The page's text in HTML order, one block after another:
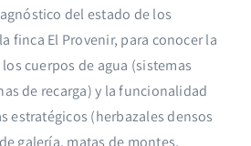
del estado de los
finca El Provenir, para conocer la
cuerpos de agua (sistemas
de recarga) y la funcionalidad
estratégicos (herbazales densos
galería, matas de montes,